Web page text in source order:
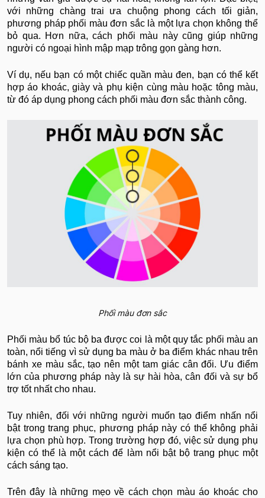
với những chàng trai ưa chuộng phong cách tối giản,
phương pháp phối màu đơn sắc là một lựa chọn không thể
bỏ qua. Hơn nữa, cách phối màu này cũng giúp những
người có ngoại hình mập mạp trông gọn gàng hơn.
Ví dụ, nếu bạn có một chiếc quần màu đen, bạn có thể kết
hợp áo khoác, giày và phụ kiện cùng màu hoặc tông màu,
từ đó áp dụng phong cách phối màu đơn sắc thành công.
Phối màu đơn sắc
Phối màu bổ túc bộ ba được coi là một quy tắc phối màu an
toàn, nổi tiếng vì sử dụng ba màu ở ba điểm khác nhau trên
bánh xe màu sắc, tạo nên một tam giác cân đối. Ưu điểm
lớn của phương pháp này là sự hài hòa, cân đối và sự bổ
trợ tốt nhất cho nhau.
Tuy nhiên, đối với những người muốn tạo điểm nhấn nổi
bật trong trang phục, phương pháp này có thể không phải
lựa chọn phù hợp. Trong trường hợp đó, việc sử dụng phụ
kiện có thể là một cách để làm nổi bật bộ trang phục một
cách sáng tạo.
Trên đây là những mẹo về cách chọn màu áo khoác cho